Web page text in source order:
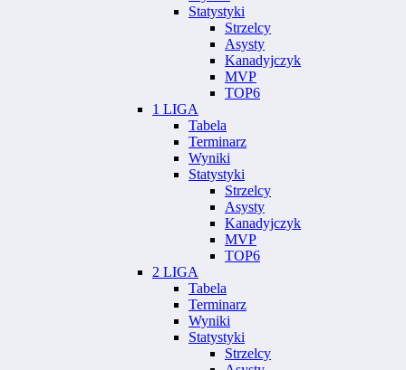
Statystyki
Strzelcy
Asysty
Kanadyjczyk
MVP
TOP6
1 LIGA
Tabela
Terminarz
Wyniki
Statystyki
Strzelcy
Asysty
Kanadyjczyk
MVP
TOP6
2 LIGA
Tabela
Terminarz
Wyniki
Statystyki
Strzelcy